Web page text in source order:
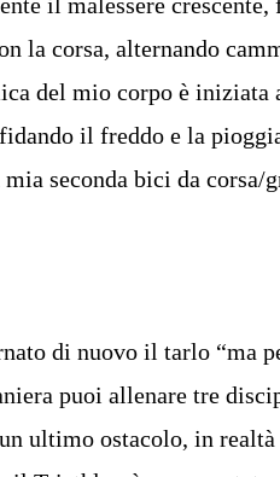
la corsa, alternando
del mio corpo è iniziata
il freddo e la
seconda bici da corsa/
di nuovo il tarlo “ma
puoi allenare tre
ultimo ostacolo, in